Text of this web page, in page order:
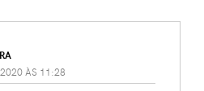
ÀS 11:28